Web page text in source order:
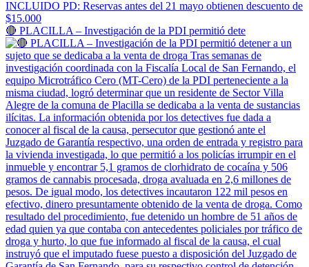
🔴 PLACILLA – Investigación de la PDI permitió dete